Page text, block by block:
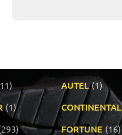
AUTEL (1)
(1) CONTINENTAL
FORTUNE (16)